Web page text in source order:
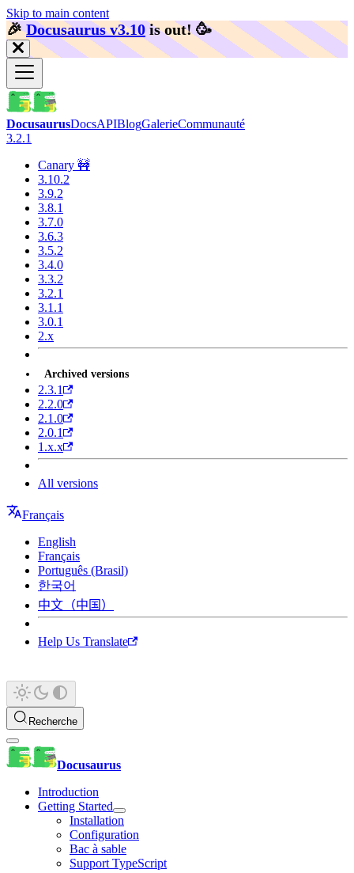
Skip to main content
🎉️Docusaurus v3.10 is out! 🥳️
DocusaurusDocsAPIBlogGalerieCommunauté
3.2.1
Canary 🚧
3.10.2
3.9.2
3.8.1
3.7.0
3.6.3
3.5.2
3.4.0
3.3.2
3.2.1
3.1.1
3.0.1
2.x
Archived versions
2.3.1
2.2.0
2.1.0
2.0.1
1.x.x
All versions
Français
English
Français
Português (Brasil)
한국어
中文（中国）
Help Us Translate
Recherche
Docusaurus
Introduction
Getting Started
Installation
Configuration
Bac à sable
Support TypeScript